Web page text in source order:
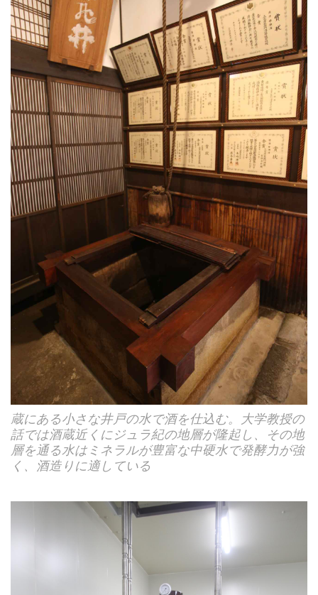
蔵にある小さな井戸の水で酒を仕込む。大学教授の
話では酒蔵近くにジュラ紀の地層が隆起し、その地
層を通る水はミネラルが豊富な中硬水で発酵力が強
く、酒造りに適している